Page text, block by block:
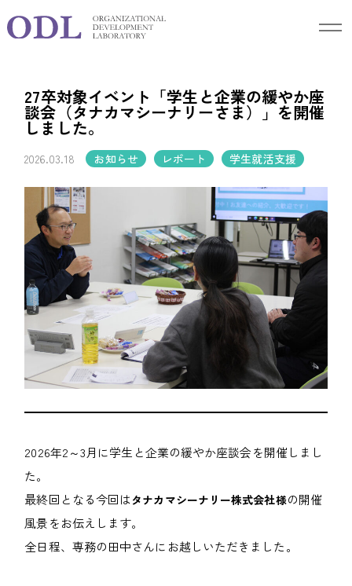
Blog ブログ
27卒対象イベント「学生と企業の緩やか座
談会（タナカマシーナリーさま）」を開催
しました。
2026.03.18 お知らせ レポート 学生就活支援
2026年2～3月に学生と企業の緩やか座談会を開催しまし
た。
最終回となる今回はタナカマシーナリー株式会社様の開催
風景をお伝えします。
全日程、専務の田中さんにお越しいただきました。